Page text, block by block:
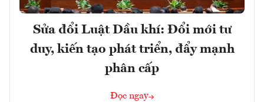
Sửa đổi Luật Dầu khí: Đổi mới tư
duy, kiến tạo phát triển, đẩy mạnh
phân cấp
Đọc ngay